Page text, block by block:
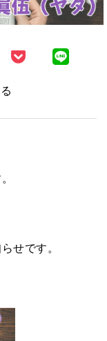
せです。